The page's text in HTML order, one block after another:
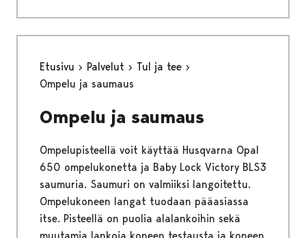
Etusivu Palvelut
Tul ja tee
Ompelu ja saumaus
Ompelu ja saumaus
Ompelupisteellä voit käyttää Husqvarna Opal
650 ompelukonetta ja Baby Lock Victory BLS3
saumuria. Saumuri on valmiiksi langoitettu.
Ompelukoneen langat tuodaan pääasiassa
itse. Pisteellä on puolia alalankoihin sekä